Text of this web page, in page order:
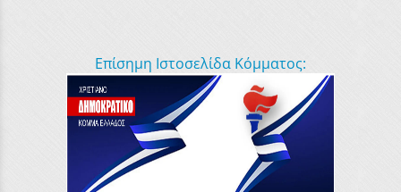
Επίσημη Ιστοσελίδα Κόμματος: